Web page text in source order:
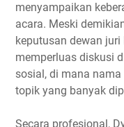
menyampaikan
acara. Meski
keputusan dewan
memperluas diskusi
sosial, di mana
topik yang banyak
Secara profesional,